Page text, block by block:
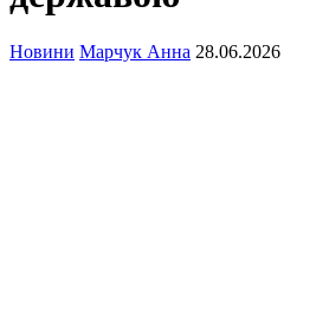
Новини Марчук Анна 28.06.2026